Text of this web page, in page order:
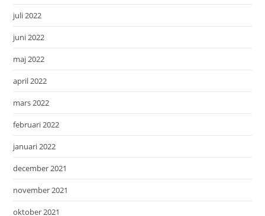
juli 2022
juni 2022
maj 2022
april 2022
mars 2022
februari 2022
januari 2022
december 2021
november 2021
oktober 2021